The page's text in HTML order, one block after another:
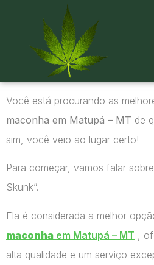
Você está procurando as
maconha em Matupá – MT de
sim, você veio ao lugar certo!
Para começar, vamos falar
Skunk”.
Ela é considerada a melhor
maconha em Matupá – MT ,
alta qualidade e um serviço